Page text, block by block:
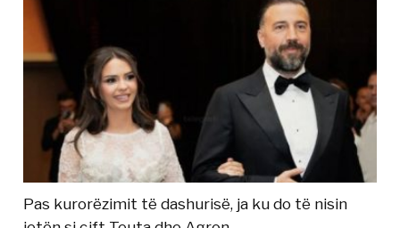
Pas kurorëzimit të dashurisë, ja ku do të nisin